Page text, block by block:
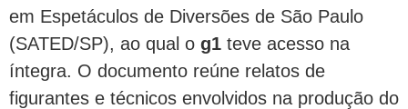
em Espetáculos de Diversões de São Paulo
(SATED/SP), ao qual o g1 teve acesso na
íntegra. O documento reúne relatos de
figurantes e técnicos envolvidos na produção do